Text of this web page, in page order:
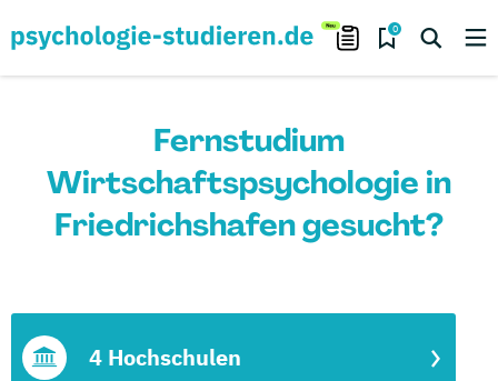
0
Fernstudium
Wirtschaftspsychologie in
Friedrichshafen gesucht?
4 Hochschulen